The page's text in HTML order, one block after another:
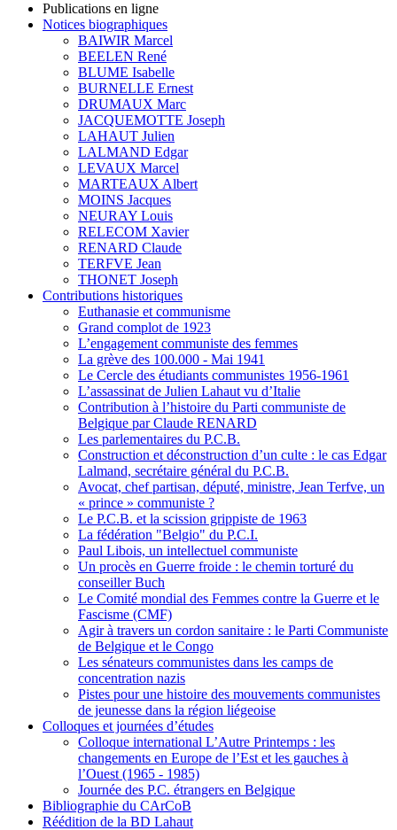
Publications en ligne
Notices biographiques
BAIWIR Marcel
BEELEN René
BLUME Isabelle
BURNELLE Ernest
DRUMAUX Marc
JACQUEMOTTE Joseph
LAHAUT Julien
LALMAND Edgar
LEVAUX Marcel
MARTEAUX Albert
MOINS Jacques
NEURAY Louis
RELECOM Xavier
RENARD Claude
TERFVE Jean
THONET Joseph
Contributions historiques
Euthanasie et communisme
Grand complot de 1923
L’engagement communiste des femmes
La grève des 100.000 - Mai 1941
Le Cercle des étudiants communistes 1956-1961
L’assassinat de Julien Lahaut vu d’Italie
Contribution à l’histoire du Parti communiste de
Belgique par Claude RENARD
Les parlementaires du P.C.B.
Construction et déconstruction d’un culte : le cas Edgar
Lalmand, secrétaire général du P.C.B.
Avocat, chef partisan, député, ministre, Jean Terfve, un
« prince » communiste ?
Le P.C.B. et la scission grippiste de 1963
La fédération "Belgio" du P.C.I.
Paul Libois, un intellectuel communiste
Un procès en Guerre froide : le chemin torturé du
conseiller Buch
Le Comité mondial des Femmes contre la Guerre et le
Fascisme (CMF)
Agir à travers un cordon sanitaire : le Parti Communiste
de Belgique et le Congo
Les sénateurs communistes dans les camps de
concentration nazis
Pistes pour une histoire des mouvements communistes
de jeunesse dans la région liégeoise
Colloques et journées d’études
Colloque international L’Autre Printemps : les
changements en Europe de l’Est et les gauches à
l’Ouest (1965 - 1985)
Journée des P.C. étrangers en Belgique
Bibliographie du CArCoB
Réédition de la BD Lahaut